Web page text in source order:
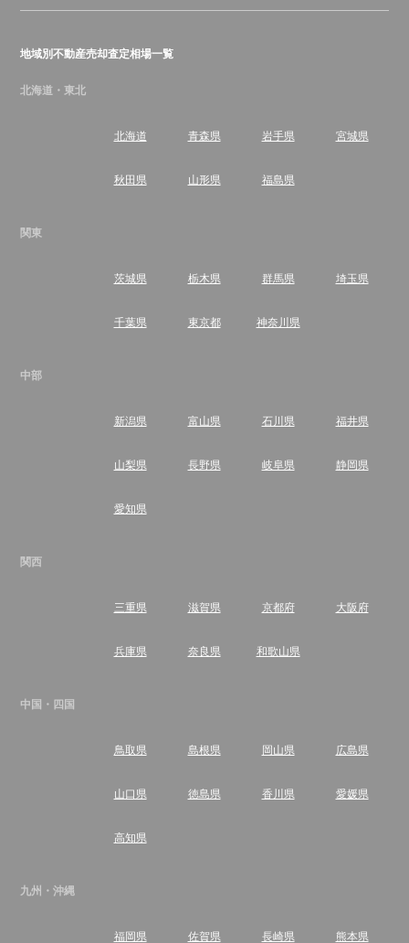
地域別不動産売却査定相場一覧
北海道・東北
北海道 青森県 岩手県 宮城県
秋田県 山形県 福島県
関東
茨城県 栃木県 群馬県 埼玉県
千葉県 東京都 神奈川県
中部
新潟県 富山県 石川県 福井県
山梨県 長野県 岐阜県 静岡県
愛知県
関西
三重県 滋賀県 京都府 大阪府
兵庫県 奈良県 和歌山県
中国・四国
鳥取県 島根県 岡山県 広島県
山口県 徳島県 香川県 愛媛県
高知県
九州・沖縄
福岡県 佐賀県 長崎県 熊本県